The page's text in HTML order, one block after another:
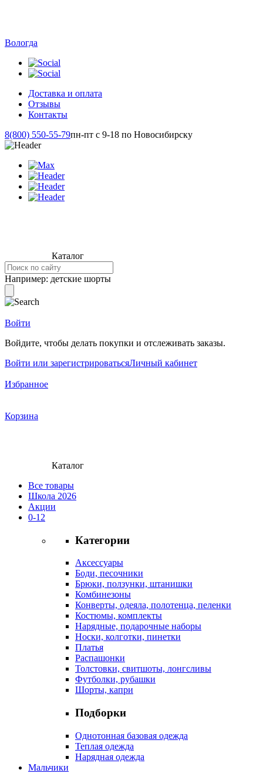
Вологда
Доставка и оплата
Отзывы
Контакты
8(800) 550-55-79пн-пт с 9-18 по Новосибирску
Каталог
Например: детские шорты
Войти
Войдите, чтобы делать покупки и отслеживать заказы.
Войти или зарегистрироватьсяЛичный кабинет
Избранное
Корзина
Каталог
Все товары
Школа 2026
Акции
0-12
Категории
Аксессуары
Боди, песочники
Брюки, ползунки, штанишки
Комбинезоны
Конверты, одеяла, полотенца, пеленки
Костюмы, комплекты
Нарядные, подарочные наборы
Носки, колготки, пинетки
Платья
Распашонки
Толстовки, свитшоты, лонгсливы
Футболки, рубашки
Шорты, капри
Подборки
Однотонная базовая одежда
Теплая одежда
Нарядная одежда
Мальчики